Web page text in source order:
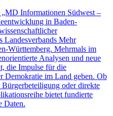
Informationen Südwest –
in Baden-
Landesverbands Mehr
Württemberg. Mehrmals im
Analysen und neue
die Impulse für die
Demokratie im Land geben. Ob
oder direkte
bietet fundierte
Daten.